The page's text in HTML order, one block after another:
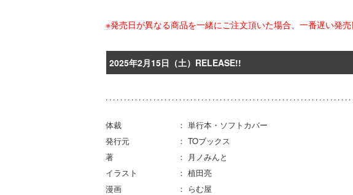
※発売日が異なる商品を一緒にご注文頂いた場合、一番遅い発売
2025年2月15日（土）RELEASE!!
体裁 ： 単行本・ソフトカバー
発行元 ： TOブックス
著 ： 月ノみんと
イラスト ： 植田亮
漫画 ： らむ屋